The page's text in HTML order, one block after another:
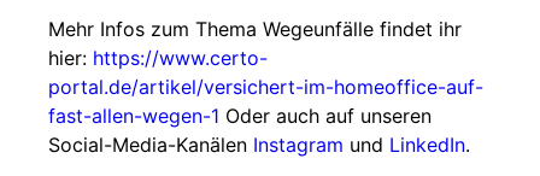
Mehr Infos zum Thema Wegeunfälle findet ihr
hier: https://www.certo-
portal.de/artikel/versichert-im-homeoffice-auf-
fast-allen-wegen-1 Oder auch auf unseren
Social-Media-Kanälen Instagram und LinkedIn.